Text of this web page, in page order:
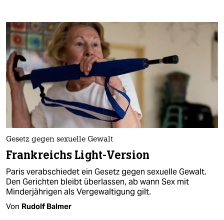
Gesetz gegen sexuelle Gewalt
Frankreichs Light-Version
Paris verabschiedet ein Gesetz gegen sexuelle Gewalt.
Den Gerichten bleibt überlassen, ab wann Sex mit
Minderjährigen als Vergewaltigung gilt.
Von Rudolf Balmer